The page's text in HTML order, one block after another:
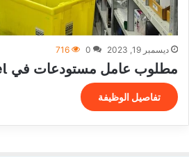
ديسمبر 19, 2023 0
716
مطلوب عامل مستودعات في Bad Vilbel
تفاصيل الوظيفة